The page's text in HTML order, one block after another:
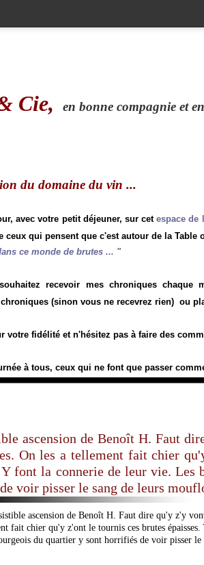
Cie, en bonne compagnie et
du domaine du vin ...
avec votre petit déjeuner, sur cetespace de
ceux qui pensent que c'est autour de la
ce monde de brutes ... "
recevoir mes chroniques chaque
(sinon vous ne recevrez rien) ou
votre fidélité et n'hésitez pas à faire des
à tous, ceux qui ne font que passer
ascension de Benoît H. Faut
On les a tellement fait chier
Y font la connerie de leur vie. Les
voir pisser le sang de leurs